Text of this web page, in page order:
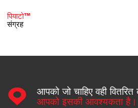
पियाटो™
संग्रह
आपको जो चाहिए वही
आपको इसकी आवश्यकता है।